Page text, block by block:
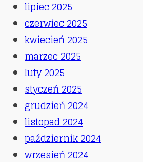
lipiec 2025
czerwiec 2025
kwiecień 2025
marzec 2025
luty 2025
styczeń 2025
grudzień 2024
listopad 2024
październik 2024
wrzesień 2024